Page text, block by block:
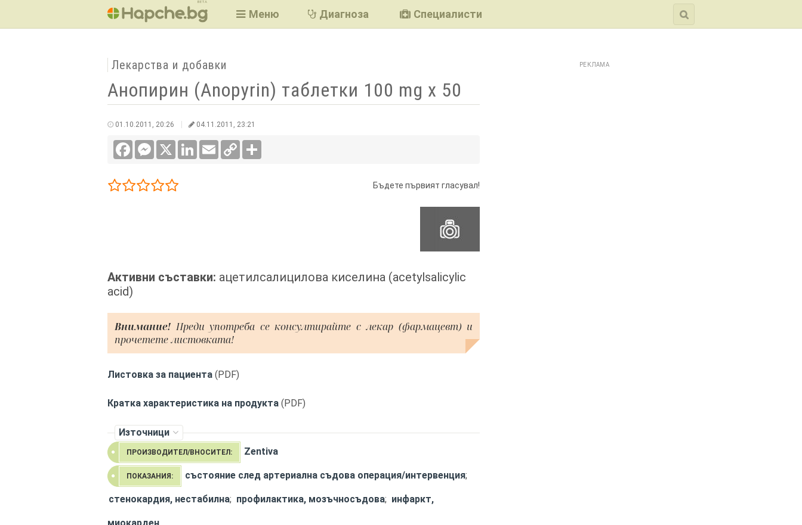
BETA
Меню Диагноза Специалисти
Лекарства и добавки
Анопирин (Anopyrin) таблетки 100 mg x 50
01.10.2011, 20:26 04.11.2011, 23:21
FacebookMessenger LinkedInEmail
Copy
Link
1/52/53/54/55/5 Бъдете първият гласувал!
Активни съставки: ацетилсалицилова киселина (acetylsalicylic
acid)
Внимание! Преди употреба се консултирайте с лекар (фармацевт) и
прочетете листовката!
Листовка за пациента (PDF)
Кратка характеристика на продукта (PDF)
Източници
ПРОИЗВОДИТЕЛ/ВНОСИТЕЛ: Zentiva
ПОКАЗАНИЯ: състояние след артериална съдова операция/интервенция;
стенокардия, нестабилна; профилактика, мозъчносъдова; инфаркт,
РЕКЛАМА